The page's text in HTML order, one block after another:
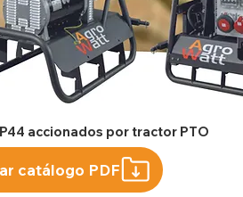
accionados por tractor PTO
catálogo PDF